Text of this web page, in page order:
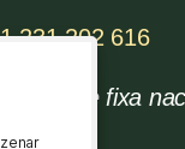
231 202 616
a rede fixa